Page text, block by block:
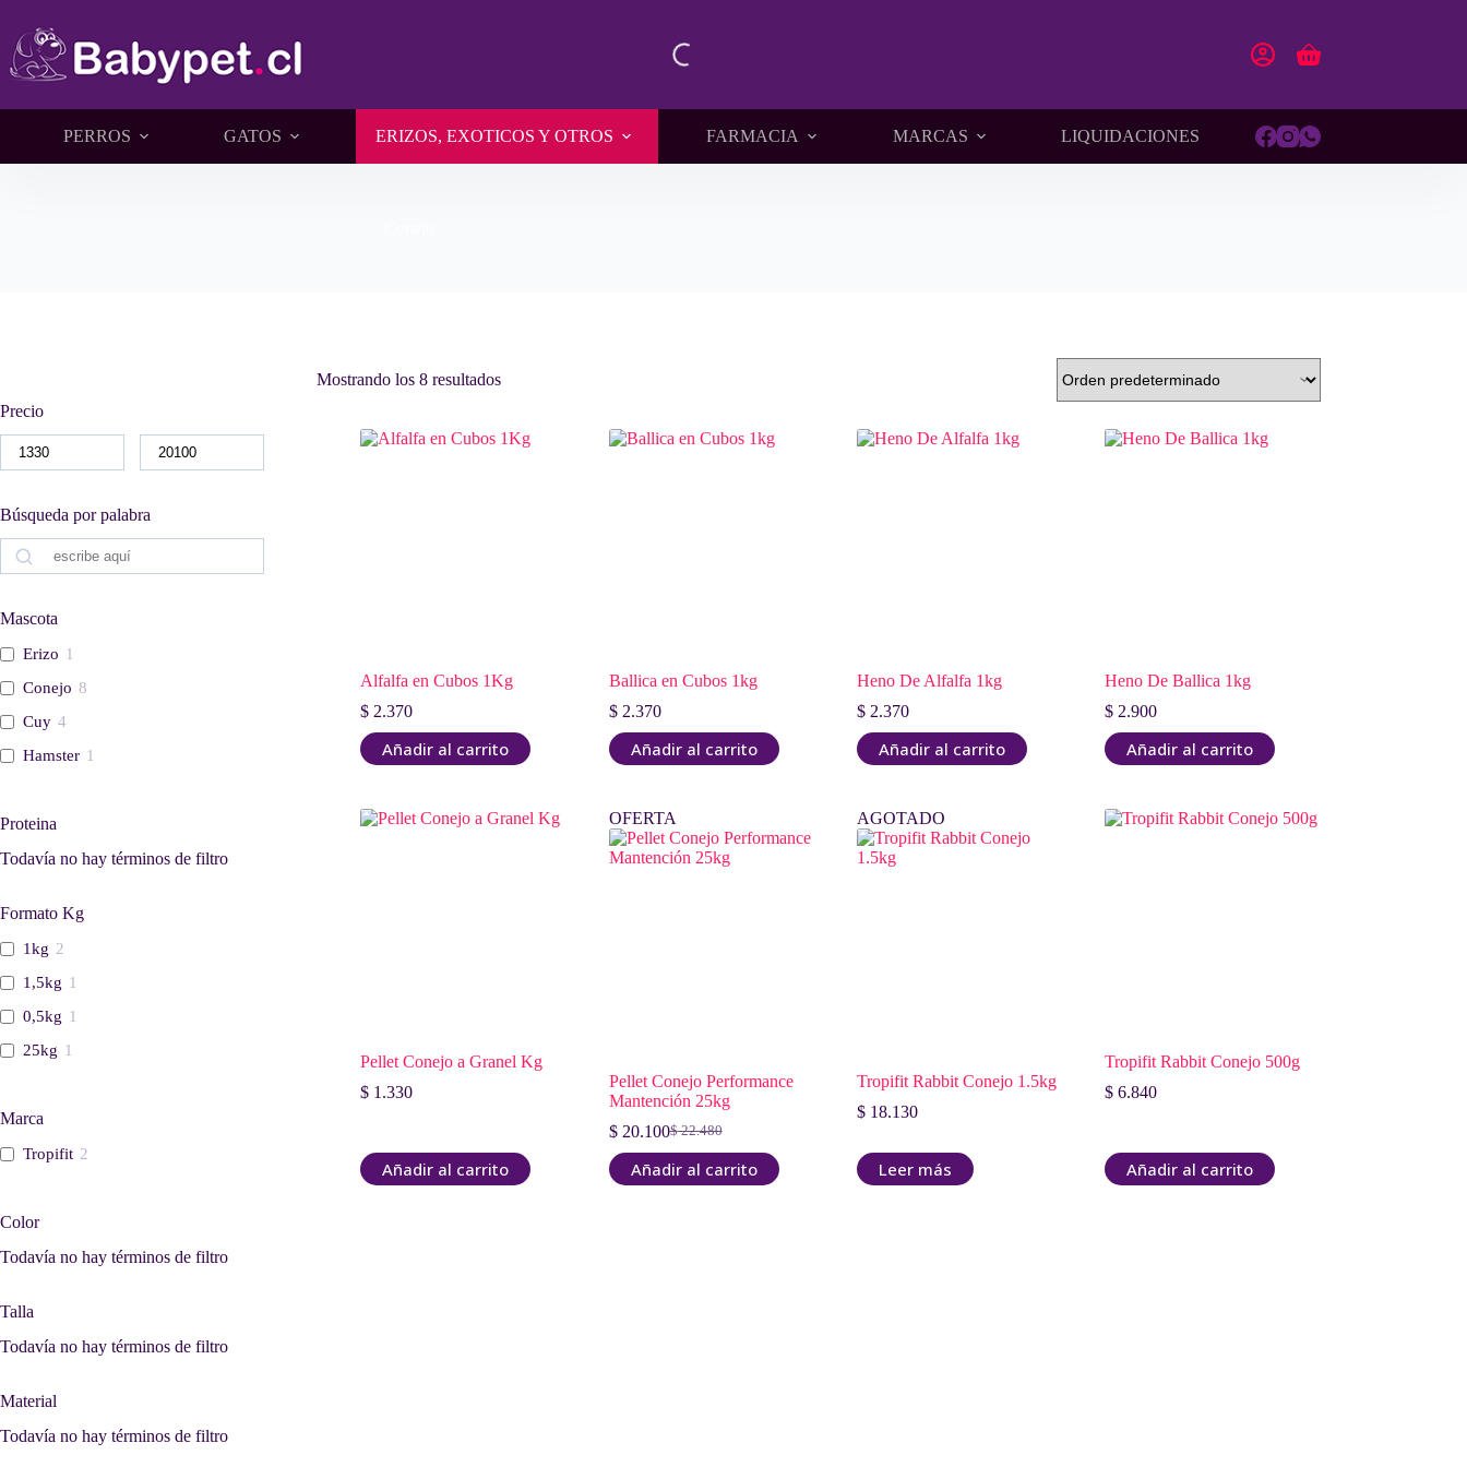
contenido
Carro
PERROS
GATOS ERIZOS, EXOTICOS Y OTROS FARMACIA MARCAS LIQUIDACIONES
Mostrando los 8 resultados
Alfalfa en Cubos 1Kg
$ 2.370
Añadir al carrito
Ballica en Cubos 1kg
$2.370
Añadir al carrito
Heno De Alfalfa 1kg
$2.370
Añadir al carrito
Heno De Ballica 1kg
$ 2.900
Añadir al carrito
Pellet Conejo a Granel Kg
$ 1.330
Añadir al carrito
OFERTA
Pellet Conejo Performance
Mantención 25kg
$22.480
El
precio
original
$20.100El
precio
actual
Añadir al carrito
AGOTADO
Tropifit Rabbit Conejo 1.5kg
$18.130
Leer más
Tropifit Rabbit Conejo 500g
$ 6.840
Añadir al carrito
Precio
Búsqueda por palabra
Buscar
Mascota
Erizo 1
Conejo 8
Cuy 4
Hamster 1
Proteina
Todavía no hay términos de filtro
Formato Kg
1kg 2
1,5kg 1
0,5kg 1
25kg 1
Marca
Tropifit 2
Color
Todavía no hay términos de filtro
Talla
Todavía no hay términos de filtro
Material
Todavía no hay términos de filtro